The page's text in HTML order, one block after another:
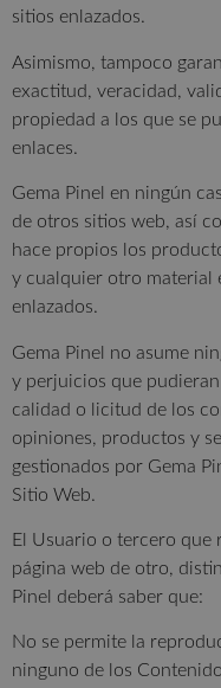
sitios enlazados.
Asimismo, tampoco
exactitud, veracidad,
propiedad a los que se
enlaces.
Gema Pinel en ningún
de otros sitios web, así
hace propios los
y cualquier otro material
enlazados.
Gema Pinel no asume
y perjuicios que
calidad o licitud de los
opiniones, productos y
gestionados por Gema
Sitio Web.
El Usuario o tercero que
página web de otro,
Pinel deberá saber que:
No se permite la
ninguno de los